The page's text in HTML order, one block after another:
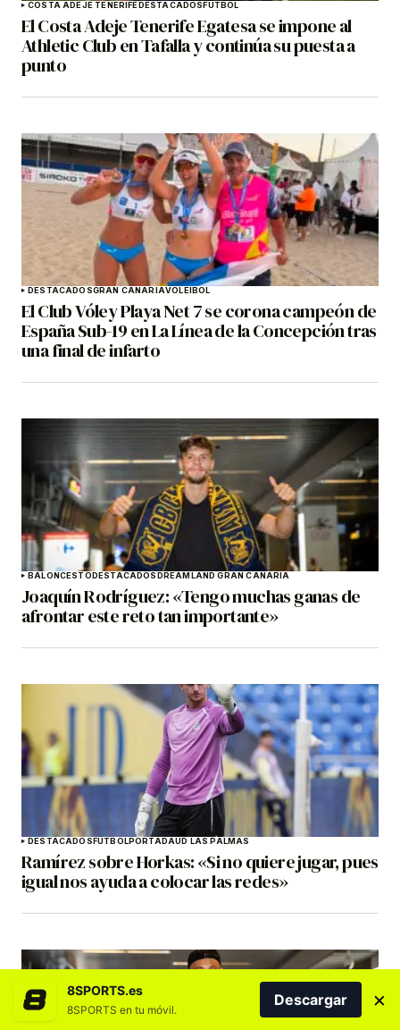
COSTA ADEJE TENERIFEDESTACADOSFÚTBOL
El Costa Adeje Tenerife Egatesa se impone al
Athletic Club en Tafalla y continúa su puesta a
punto
DESTACADOSGRAN CANARIAVOLEIBOL
El Club Vóley Playa Net 7 se corona campeón de
España Sub-19 en La Línea de la Concepción tras
una final de infarto
BALONCESTODESTACADOSDREAMLAND GRAN CANARIA
Joaquín Rodríguez: «Tengo muchas ganas de
afrontar este reto tan importante»
DESTACADOSFÚTBOLPORTADAUD LAS PALMAS
Ramírez sobre Horkas: «Si no quiere jugar, pues
igual nos ayuda a colocar las redes»
8SPORTS.es
8SPORTS en tu móvil.
Descargar ×